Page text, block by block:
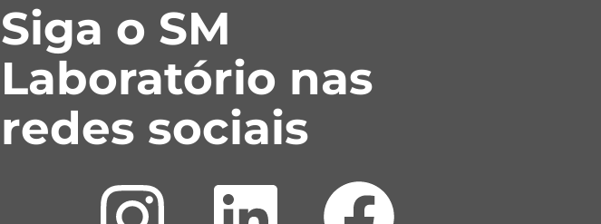
Siga o SM
Laboratório nas
redes sociais